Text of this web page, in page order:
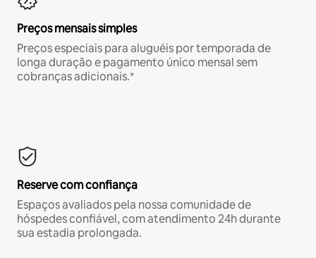
Preços mensais simples
Preços especiais para aluguéis por temporada de
longa duração e pagamento único mensal sem
cobranças adicionais.*
Reserve com confiança
Espaços avaliados pela nossa comunidade de
hóspedes confiável, com atendimento 24h durante
sua estadia prolongada.